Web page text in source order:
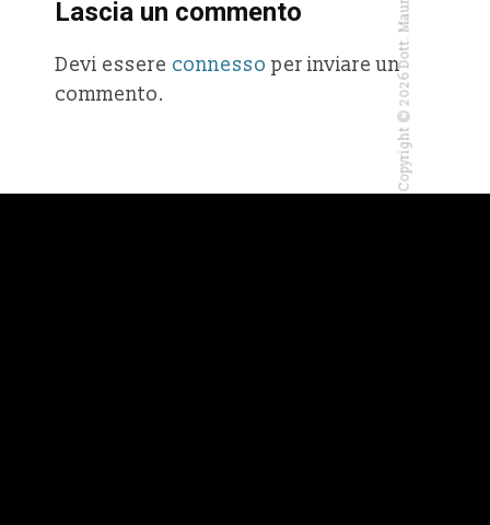
Lascia un commento
Devi essere connesso per inviare un
commento.
Copyright © 2026 Dott. Mauro Basilico